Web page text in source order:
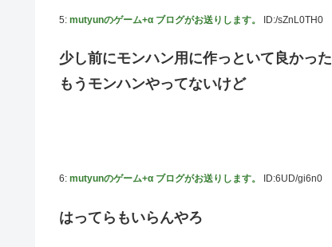
5: mutyunのゲーム+α ブログがお送りします。 ID:/sZnL0TH0
少し前にモンハン用に作っといて良かった
もうモンハンやってないけど
6: mutyunのゲーム+α ブログがお送りします。 ID:6UD/gi6n0
はってらもいらんやろ